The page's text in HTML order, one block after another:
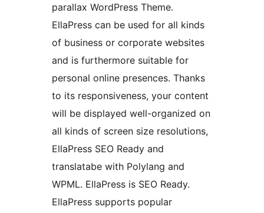
parallax WordPress Theme.
EllaPress can be used for all kinds
of business or corporate websites
and is furthermore suitable for
personal online presences. Thanks
to its responsiveness, your content
will be displayed well-organized on
all kinds of screen size resolutions,
EllaPress SEO Ready and
translatabe with Polylang and
WPML. EllaPress is SEO Ready.
EllaPress supports popular